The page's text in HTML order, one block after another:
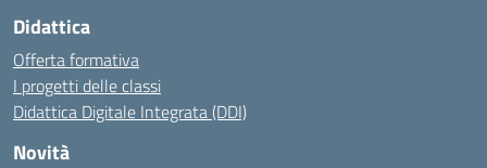
Didattica
Offerta formativa
I progetti delle classi
Didattica Digitale Integrata (DDI)
Novità